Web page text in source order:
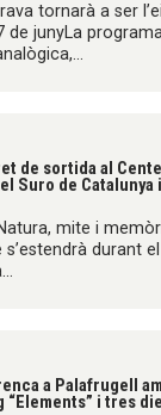
tornarà a ser
de junyLa
de sortida al
Suro de Catalunya
mite i
durant
a Palafrugell
“Elements” i tres